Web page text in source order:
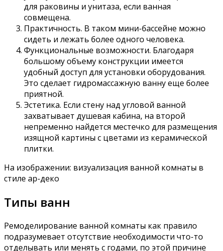
для раковины и унитаза, если ванная
совмещена.
Практичность. В таком мини-бассейне можно
сидеть и лежать более одного человека.
Функциональные возможности. Благодаря
большому объему конструкции имеется
удобный доступ для установки оборудования.
Это сделает гидромассажную ванну еще более
приятной.
Эстетика. Если стену над угловой ванной
захватывает душевая кабина, на второй
непременно найдется местечко для размещения
изящной картины с цветами из керамической
плитки.
На изображении: визуализация ванной комнаты в
стиле ар-деко
Типы ванн
Ремоделирование ванной комнаты как правило
подразумевает отсутствие необходимости что-то
отделывать или менять с годами, по этой причине